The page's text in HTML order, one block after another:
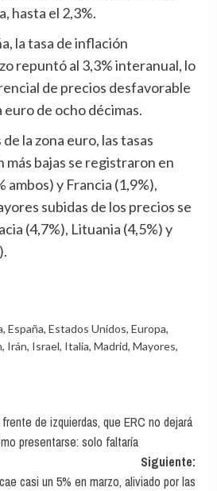
hasta el 2,3%.
repuntó al 3,3% interanual, lo
de precios desfavorable
de ocho décimas.
más bajas se registraron en
ambos) y Francia (1,9%),
subidas de los precios se
(4,7%), Lituania (4,5%) y
, España, Estados Unidos, Europa,
, Irán, Israel, Italia, Madrid, Mayores,
de izquierdas, que ERC no dejará
presentarse: solo faltaría
Siguiente:
casi un 5% en marzo, aliviado por las